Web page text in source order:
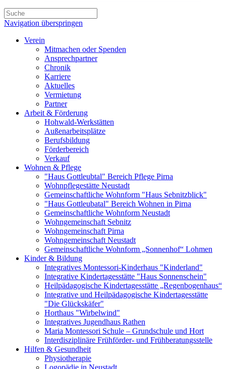
Navigation überspringen
Verein
Mitmachen oder Spenden
Ansprechpartner
Chronik
Karriere
Aktuelles
Vermietung
Partner
Arbeit & Förderung
Hohwald-Werkstätten
Außenarbeitsplätze
Berufsbildung
Förderbereich
Verkauf
Wohnen & Pflege
"Haus Gottleubtal" Bereich Pflege Pirna
Wohnpflegestätte Neustadt
Gemeinschaftliche Wohnform "Haus Sebnitzblick"
"Haus Gottleubatal" Bereich Wohnen in Pirna
Gemeinschaftliche Wohnform Neustadt
Wohngemeinschaft Sebnitz
Wohngemeinschaft Pirna
Wohngemeinschaft Neustadt
Gemeinschaftliche Wohnform „Sonnenhof“ Lohmen
Kinder & Bildung
Integratives Montessori-Kinderhaus "Kinderland"
Integrative Kindertagesstätte "Haus Sonnenschein"
Heilpädagogische Kindertagesstätte „Regenbogenhaus“
Integrative und Heilpädagogische Kindertagesstätte
"Die Glückskäfer"
Horthaus "Wirbelwind"
Integratives Jugendhaus Rathen
Maria Montessori Schule – Grundschule und Hort
Interdisziplinäre Frühförder- und Frühberatungsstelle
Hilfen & Gesundheit
Physiotherapie
Logopädie in Neustadt